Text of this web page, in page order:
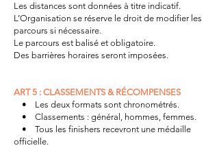
Les distances sont données à titre indicatif.
L’Organisation se réserve le droit de modifier les
parcours si nécessaire.
Le parcours est balisé et obligatoire.
Des barrières horaires seront imposées.
ART 5 : CLASSEMENTS & RÉCOMPENSES
• Les deux formats sont chronométrés.
• Classements : général, hommes, femmes.
• Tous les finishers recevront une médaille
officielle.